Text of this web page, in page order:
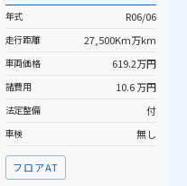
年式 R06/06
走行距離 27,500Km万km
車両価格 619.2万円
諸費用 10.6 万円
法定整備 付
車検 無し
フロアAT